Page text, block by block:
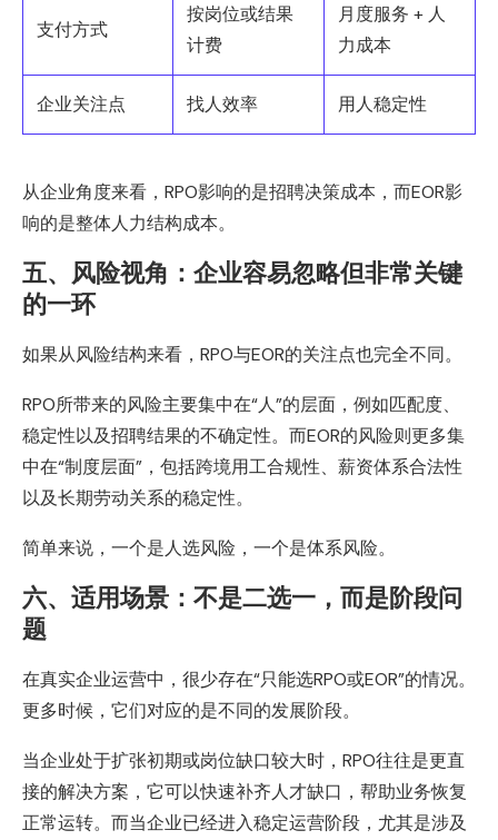
支付方式
按岗位或结果
计费
月度服务 + 人
力成本
企业关注点 找人效率 用人稳定性
从企业角度来看，RPO影响的是招聘决策成本，而EOR影
响的是整体人力结构成本。
五、风险视角：企业容易忽略但非常关键
的一环
如果从风险结构来看，RPO与EOR的关注点也完全不同。
RPO所带来的风险主要集中在“人”的层面，例如匹配度、
稳定性以及招聘结果的不确定性。而EOR的风险则更多集
中在“制度层面”，包括跨境用工合规性、薪资体系合法性
以及长期劳动关系的稳定性。
简单来说，一个是人选风险，一个是体系风险。
六、适用场景：不是二选一，而是阶段问
题
在真实企业运营中，很少存在“只能选RPO或EOR”的情况。
更多时候，它们对应的是不同的发展阶段。
当企业处于扩张初期或岗位缺口较大时，RPO往往是更直
接的解决方案，它可以快速补齐人才缺口，帮助业务恢复
正常运转。而当企业已经进入稳定运营阶段，尤其是涉及